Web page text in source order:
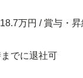
万円 / 賞与・昇
でに退社可